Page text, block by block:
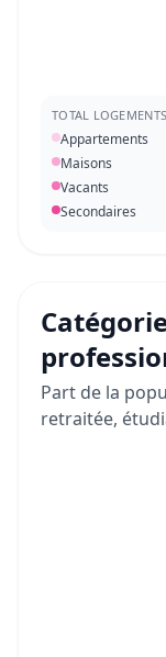
TOTAL
Appartements
Maisons
Vacants
Secondaires
Part de la
retraitée,